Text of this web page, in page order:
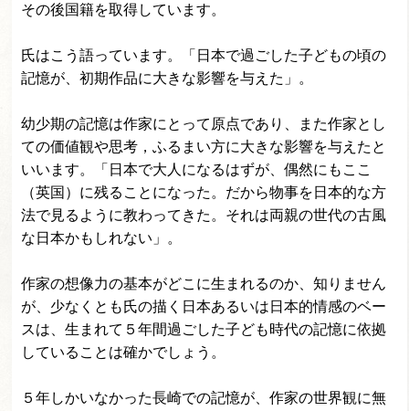
その後国籍を取得しています。
氏はこう語っています。「日本で過ごした子どもの頃の
記憶が、初期作品に大きな影響を与えた」。
幼少期の記憶は作家にとって原点であり、また作家とし
ての価値観や思考，ふるまい方に大きな影響を与えたと
いいます。「日本で大人になるはずが、偶然にもここ
（英国）に残ることになった。だから物事を日本的な方
法で見るように教わってきた。それは両親の世代の古風
な日本かもしれない」。
作家の想像力の基本がどこに生まれるのか、知りません
が、少なくとも氏の描く日本あるいは日本的情感のベー
スは、生まれて５年間過ごした子ども時代の記憶に依拠
していることは確かでしょう。
５年しかいなかった長崎での記憶が、作家の世界観に無